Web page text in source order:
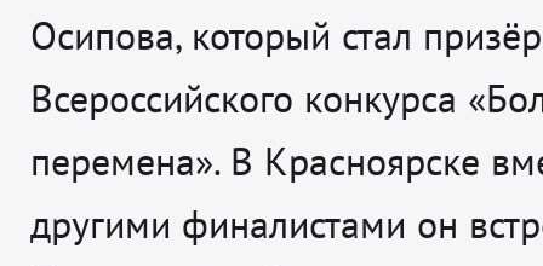
Осипова, который стал
Всероссийского конкурса
перемена». В Красноярске
другими финалистами он